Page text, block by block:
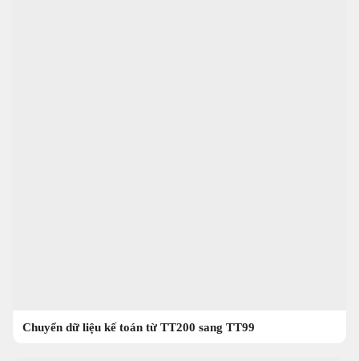
Chuyển dữ liệu kế toán từ TT200 sang TT99